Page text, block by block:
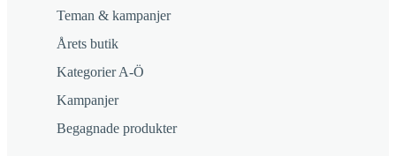
Teman & kampanjer
Årets butik
Kategorier A-Ö
Kampanjer
Begagnade produkter